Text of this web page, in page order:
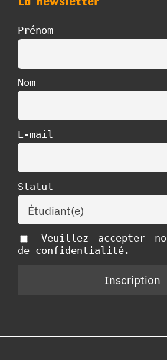
Prénom
Nom
E-mail
Statut
Veuillez accepter
de confidentialité.